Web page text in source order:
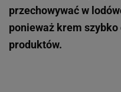
przechowywać w
ponieważ krem szybko
produktów.